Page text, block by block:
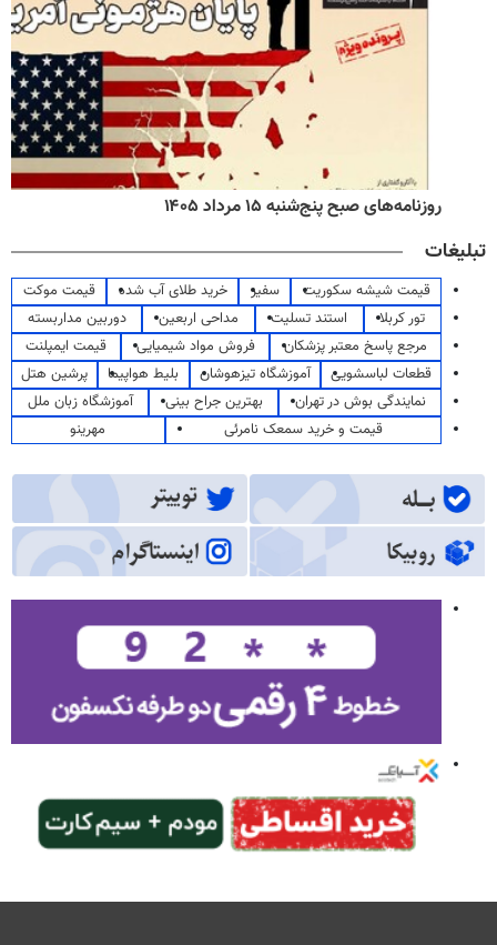
روزنامه‌های صبح پنج‌شنبه ۱۵ مرداد ۱۴۰۵
تبلیغات
قیمت شیشه سکوریت سفیر خرید طلای آب شده
قیمت موکت
تور کربلا
استند تسلیت مداحی اربعین
دوربین مداربسته
مرجع پاسخ معتبر پزشکان
فروش مواد شیمیایی
قیمت ایمپلنت
قطعات لباسشویی
آموزشگاه تیزهوشان بلیط هواپیما
پرشین هتل
نمایندگی بوش در تهران
بهترین جراح بینی
آموزشگاه زبان ملل
قیمت و خرید سمعک نامرئی
مهرینو